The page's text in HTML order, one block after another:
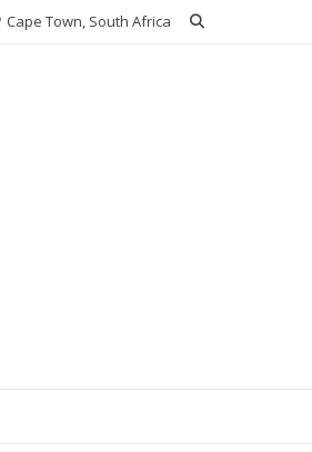
Cape Town, South Africa